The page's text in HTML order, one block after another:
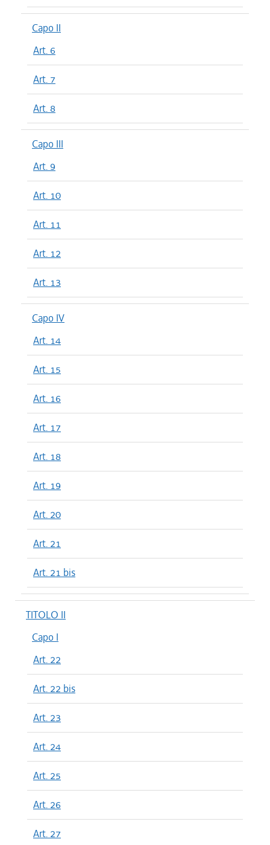
Capo II
Art. 6
Art. 7
Art. 8
Capo III
Art. 9
Art. 10
Art. 11
Art. 12
Art. 13
Capo IV
Art. 14
Art. 15
Art. 16
Art. 17
Art. 18
Art. 19
Art. 20
Art. 21
Art. 21 bis
TITOLO II
Capo I
Art. 22
Art. 22 bis
Art. 23
Art. 24
Art. 25
Art. 26
Art. 27